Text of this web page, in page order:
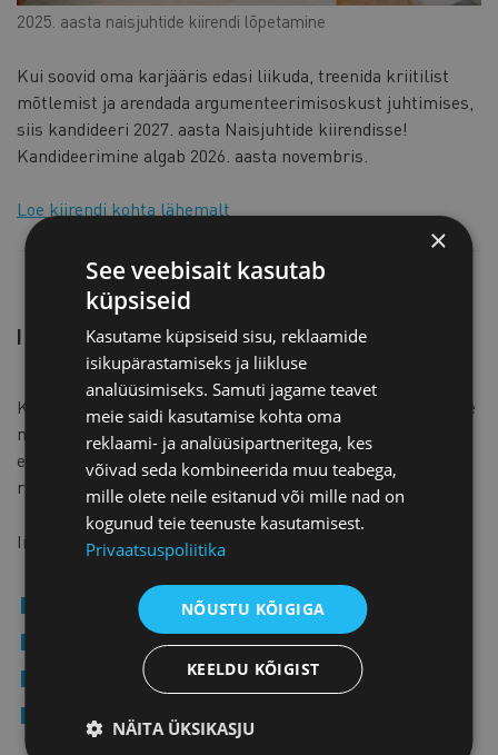
2025. aasta naisjuhtide kiirendi lõpetamine
Kui soovid oma karjääris edasi liikuda, treenida kriitilist
mõtlemist ja arendada argumenteerimisoskust juhtimises,
siis kandideeri 2027. aasta Naisjuhtide kiirendisse!
Kandideerimine algab 2026. aasta novembris.
Loe kiirendi kohta lähemalt
INSPIRATSIOONIREISID
Kaubanduskoda korraldab naisjuhtidele inspiratsioonireise
nii Eestis kui ka välismaal. Reiside eesmärk on tutvuda
edukate ettevõtete, uuenduslike juhtimispraktikate ja
rahvusvaheliste trendidega.
Inspiratsioonireisid pakuvad:
uusi teadmisi ja ideid,
kohtumisi ettevõtjate ja ekspertidega,
rahvusvahelist võrgustumist,
võimalust näha erinevaid ärikultuure ja
juhtimismudeleid.
×
See veebisait kasutab
küpsiseid
Kasutame küpsiseid sisu, reklaamide
isikupärastamiseks ja liikluse
analüüsimiseks. Samuti jagame teavet
meie saidi kasutamise kohta oma
reklaami- ja analüüsipartneritega, kes
võivad seda kombineerida muu teabega,
mille olete neile esitanud või mille nad on
kogunud teie teenuste kasutamisest.
Privaatsuspoliitika
NÕUSTU KÕIGIGA
KEELDU KÕIGIST
NÄITA ÜKSIKASJU